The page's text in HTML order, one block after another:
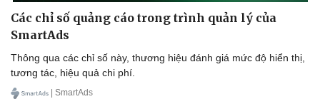
Các chỉ số quảng cáo trong trình quản lý của
SmartAds
Thông qua các chỉ số này, thương hiệu đánh giá mức độ hiển thị,
tương tác, hiệu quả chi phí.
| SmartAds